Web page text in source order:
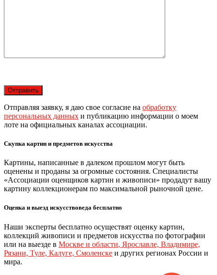
Отправляя заявку, я даю свое согласие на обработку
персональных данных и публикацию информации о моем
лоте на официальных каналах ассоциации.
Скупка картин и предметов искусства
Картины, написанные в далеком прошлом могут быть
оценены и проданы за огромные состояния. Специалисты
«Ассоциации оценщиков картин и живописи» продадут вашу
картину коллекционерам по максимальной рыночной цене.
Оценка и выезд искусствоведа бесплатно
Наши эксперты бесплатно осуществят оценку картин,
коллекций живописи и предметов искусства по фотографии
или на выезде в Москве и области, Ярославле, Владимире,
Рязани, Туле, Калуге, Смоленске и других регионах России и
мира.